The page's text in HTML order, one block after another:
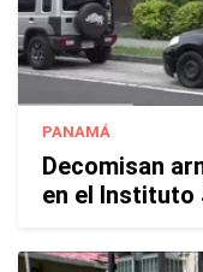
PANAMÁ
Decomisan
en el Instituto